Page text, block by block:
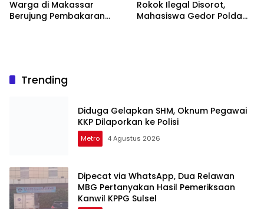
Warga di Makassar
Berujung Pembakaran
Rokok Ilegal Disorot,
Mahasiswa Gedor Polda
Trending
Diduga Gelapkan SHM, Oknum Pegawai
KKP Dilaporkan ke Polisi
Metro 4 Agustus 2026
Dipecat via WhatsApp, Dua Relawan
MBG Pertanyakan Hasil Pemeriksaan
Kanwil KPPG Sulsel